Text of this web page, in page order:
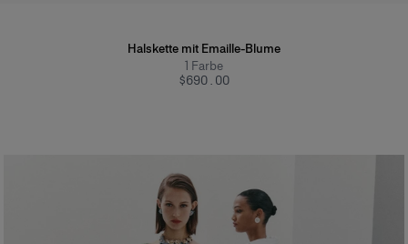
Halskette mit Emaille-Blume
1 Farbe
$690.00